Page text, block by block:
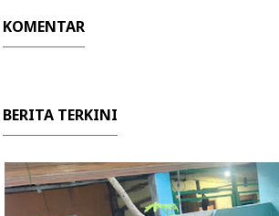
KOMENTAR
BERITA TERKINI